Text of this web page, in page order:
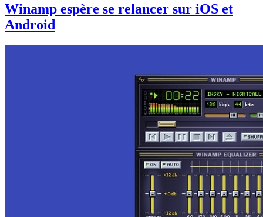
Winamp espère se relancer sur iOS et
Android